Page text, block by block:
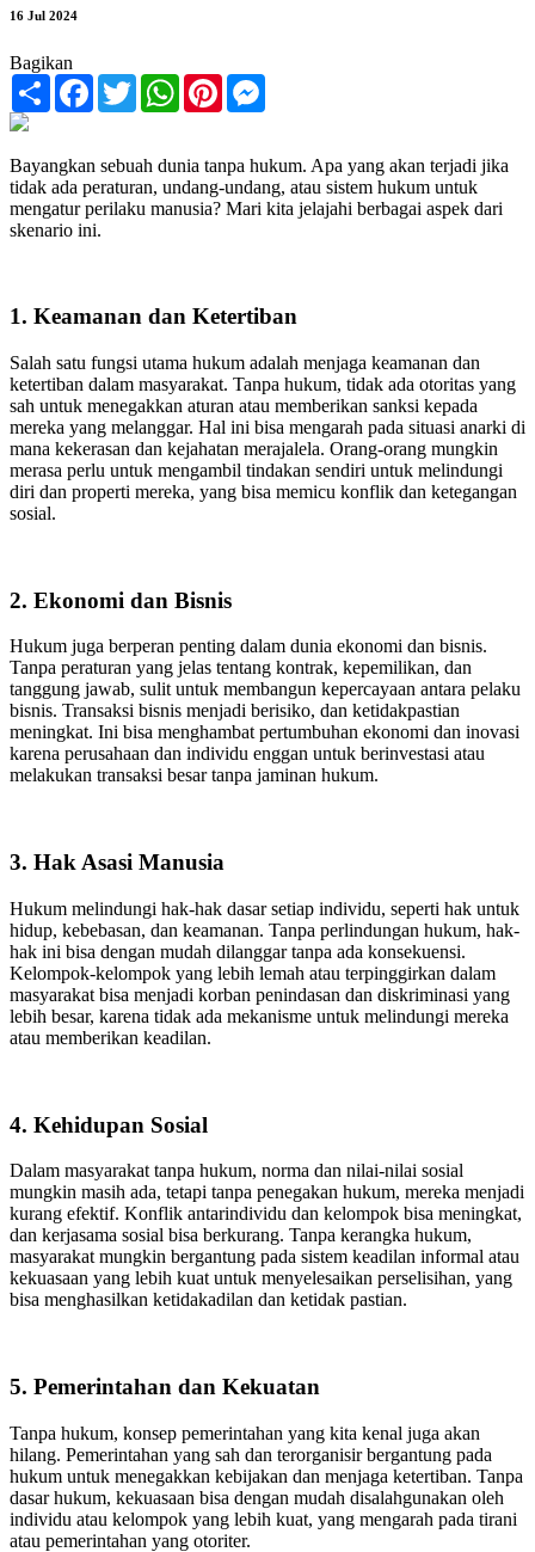
16 Jul 2024
Bagikan
Share FacebookTwitterWhatsApp
Pinterest
Bayangkan sebuah dunia tanpa hukum. Apa yang akan terjadi jika
tidak ada peraturan, undang-undang, atau sistem hukum untuk
mengatur perilaku manusia? Mari kita jelajahi berbagai aspek dari
skenario ini.
1. Keamanan dan Ketertiban
Salah satu fungsi utama hukum adalah menjaga keamanan dan
ketertiban dalam masyarakat. Tanpa hukum, tidak ada otoritas yang
sah untuk menegakkan aturan atau memberikan sanksi kepada
mereka yang melanggar. Hal ini bisa mengarah pada situasi anarki di
mana kekerasan dan kejahatan merajalela. Orang-orang mungkin
merasa perlu untuk mengambil tindakan sendiri untuk melindungi
diri dan properti mereka, yang bisa memicu konflik dan ketegangan
sosial.
2. Ekonomi dan Bisnis
Hukum juga berperan penting dalam dunia ekonomi dan bisnis.
Tanpa peraturan yang jelas tentang kontrak, kepemilikan, dan
tanggung jawab, sulit untuk membangun kepercayaan antara pelaku
bisnis. Transaksi bisnis menjadi berisiko, dan ketidakpastian
meningkat. Ini bisa menghambat pertumbuhan ekonomi dan inovasi
karena perusahaan dan individu enggan untuk berinvestasi atau
melakukan transaksi besar tanpa jaminan hukum.
3. Hak Asasi Manusia
Hukum melindungi hak-hak dasar setiap individu, seperti hak untuk
hidup, kebebasan, dan keamanan. Tanpa perlindungan hukum, hak-
hak ini bisa dengan mudah dilanggar tanpa ada konsekuensi.
Kelompok-kelompok yang lebih lemah atau terpinggirkan dalam
masyarakat bisa menjadi korban penindasan dan diskriminasi yang
lebih besar, karena tidak ada mekanisme untuk melindungi mereka
atau memberikan keadilan.
4. Kehidupan Sosial
Dalam masyarakat tanpa hukum, norma dan nilai-nilai sosial
mungkin masih ada, tetapi tanpa penegakan hukum, mereka menjadi
kurang efektif. Konflik antarindividu dan kelompok bisa meningkat,
dan kerjasama sosial bisa berkurang. Tanpa kerangka hukum,
masyarakat mungkin bergantung pada sistem keadilan informal atau
kekuasaan yang lebih kuat untuk menyelesaikan perselisihan, yang
bisa menghasilkan ketidakadilan dan ketidak pastian.
5. Pemerintahan dan Kekuatan
Tanpa hukum, konsep pemerintahan yang kita kenal juga akan
hilang. Pemerintahan yang sah dan terorganisir bergantung pada
hukum untuk menegakkan kebijakan dan menjaga ketertiban. Tanpa
dasar hukum, kekuasaan bisa dengan mudah disalahgunakan oleh
individu atau kelompok yang lebih kuat, yang mengarah pada tirani
atau pemerintahan yang otoriter.